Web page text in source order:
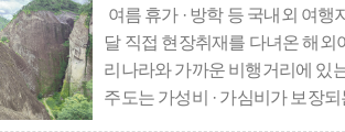
여름 휴가 · 방학 등 국내외 여
달 직접 현장취재를 다녀온 해외
리나라와 가까운 비행거리에 있
주도는 가성비 · 가심비가 보장